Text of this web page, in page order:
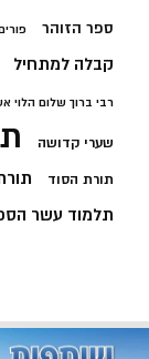
ספר הזוהר
קבלה למתחיל
רבי ברוך שלום הלוי
שערי קדושה
תורת הסוד
תלמוד עשר